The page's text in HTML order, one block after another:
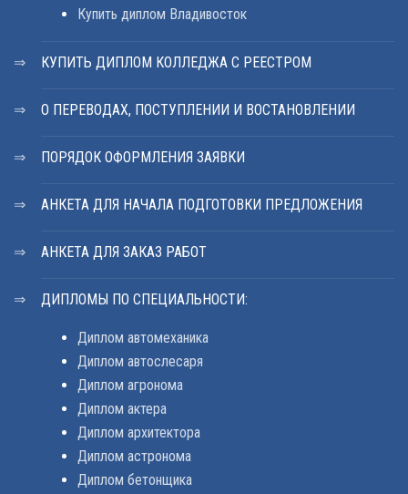
Купить диплом Владивосток
КУПИТЬ ДИПЛОМ КОЛЛЕДЖА С РЕЕСТРОМ
О ПЕРЕВОДАХ, ПОСТУПЛЕНИИ И ВОСТАНОВЛЕНИИ
ПОРЯДОК ОФОРМЛЕНИЯ ЗАЯВКИ
АНКЕТА ДЛЯ НАЧАЛА ПОДГОТОВКИ ПРЕДЛОЖЕНИЯ
АНКЕТА ДЛЯ ЗАКАЗ РАБОТ
ДИПЛОМЫ ПО СПЕЦИАЛЬНОСТИ:
Диплом автомеханика
Диплом автослесаря
Диплом агронома
Диплом актера
Диплом архитектора
Диплом астронома
Диплом бетонщика